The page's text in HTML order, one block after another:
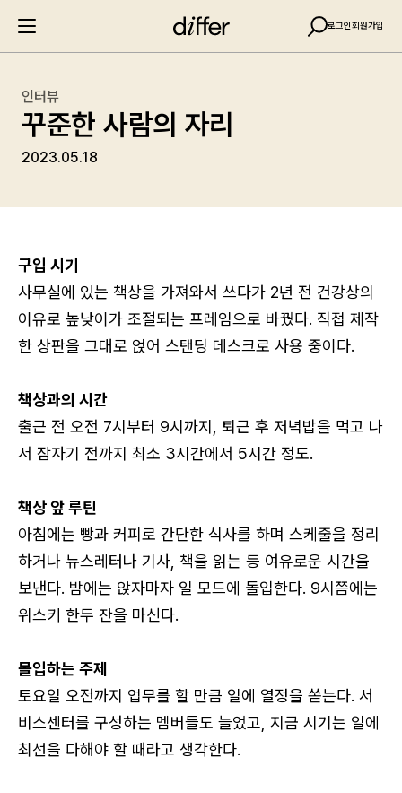
로그인회원가입
인터뷰
꾸준한 사람의 자리
2023.05.18
구입 시기
사무실에 있는 책상을 가져와서 쓰다가 2년 전 건강상의
이유로 높낮이가 조절되는 프레임으로 바꿨다. 직접 제작
한 상판을 그대로 얹어 스탠딩 데스크로 사용 중이다.
책상과의 시간
출근 전 오전 7시부터 9시까지, 퇴근 후 저녁밥을 먹고 나
서 잠자기 전까지 최소 3시간에서 5시간 정도.
책상 앞 루틴
아침에는 빵과 커피로 간단한 식사를 하며 스케줄을 정리
하거나 뉴스레터나 기사, 책을 읽는 등 여유로운 시간을
보낸다. 밤에는 앉자마자 일 모드에 돌입한다. 9시쯤에는
위스키 한두 잔을 마신다.
몰입하는 주제
토요일 오전까지 업무를 할 만큼 일에 열정을 쏟는다. 서
비스센터를 구성하는 멤버들도 늘었고, 지금 시기는 일에
최선을 다해야 할 때라고 생각한다.